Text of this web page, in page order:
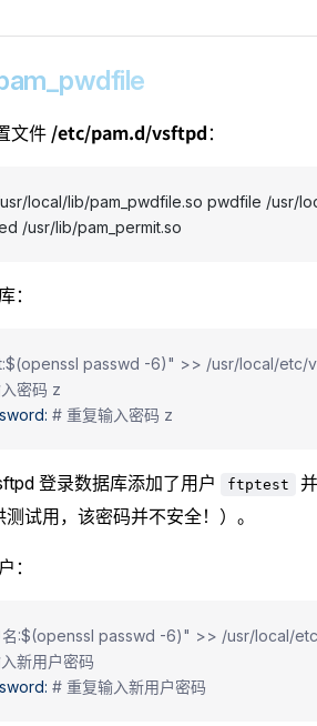
文件 /etc/pam.d/vsftpd ：
local/lib/pam_pwdfile.so pwdfile /usr/
/usr/lib/
：
passwd -6)" >> /usr/local/etc/
密码 z
# 重复输入密码 z
登录数据库添加了用户 ftptest
并
测试用，该密码并不安全！）。
：
:$(openssl passwd -6)" >> /usr/local/
新用户密码
# 重复输入新用户密码